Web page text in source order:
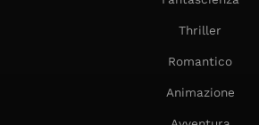
Thriller
Romantico
Animazione